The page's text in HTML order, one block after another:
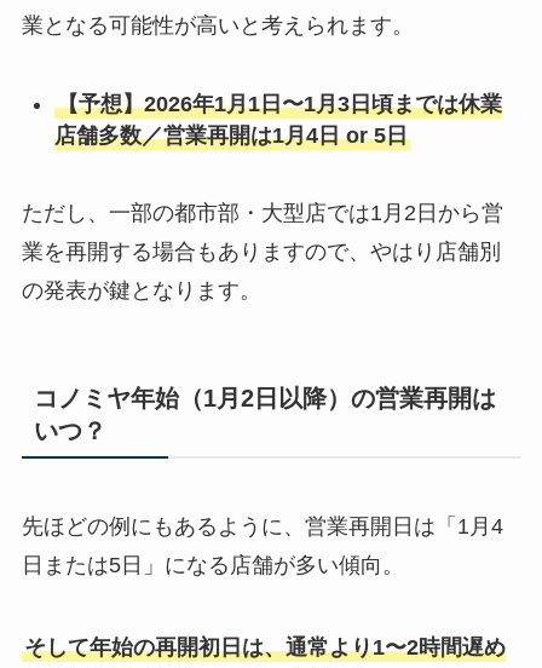
業となる可能性が高いと考えられます。
【予想】2026年1月1日〜1月3日頃までは休業
店舗多数／営業再開は1月4日 or 5日
ただし、一部の都市部・大型店では1月2日から営
業を再開する場合もありますので、やはり店舗別
の発表が鍵となります。
コノミヤ年始（1月2日以降）の営業再開は
いつ？
先ほどの例にもあるように、営業再開日は「1月4
日または5日」になる店舗が多い傾向。
そして年始の再開初日は、通常より1〜2時間遅め